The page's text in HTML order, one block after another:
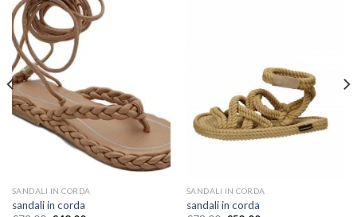
SANDALI IN CORDA
sandali in corda
SANDALI IN CORDA
sandali in corda